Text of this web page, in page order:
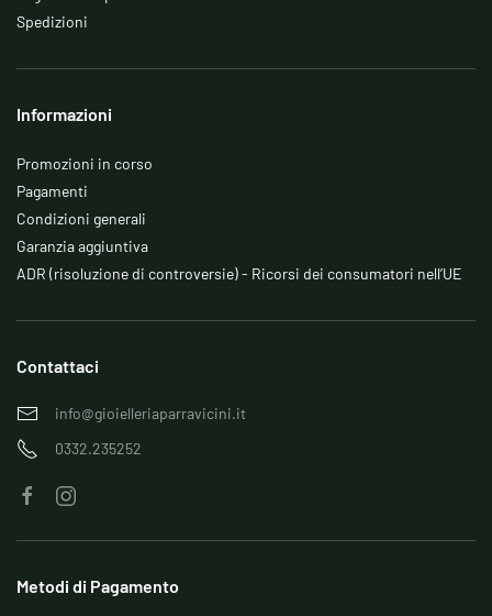
Spedizioni
Informazioni
Promozioni in corso
Pagamenti
Condizioni generali
Garanzia aggiuntiva
ADR (risoluzione di controversie) - Ricorsi dei consumatori nell’UE
Contattaci
info@gioielleriaparravicini.it
0332.235252
Metodi di Pagamento